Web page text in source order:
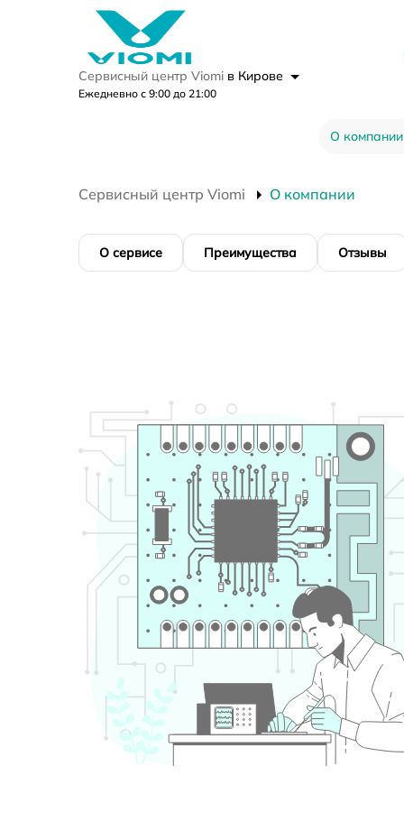
Сервисный центр Viomi в Кирове
Ежедневно с 9:00 до 21:00
О компании
Сервисный центр Viomi О компании
О сервисе Преимущества Отзывы